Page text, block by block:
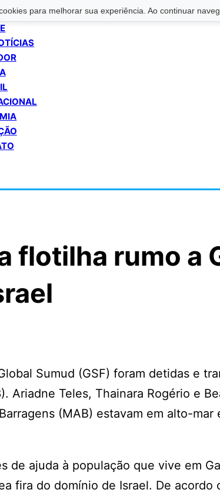
para melhorar sua experiência. Ao continuar
flotilha rumo a
Sumud (GSF) foram detidas e
Ariadne Teles, Thainara Rogério e
(MAB) estavam em alto-mar
de ajuda à população que vive em
fira do domínio de Israel. De acordo